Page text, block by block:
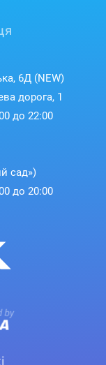
які
алюмінієвого
під форму
рухомій
діаметра
6Д (NEW)
дорога, 1
до 22:00
сад»)
до 20:00